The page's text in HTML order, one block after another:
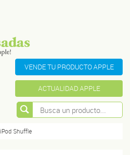
VENDE TU PRODUCTO APPLE
ACTUALIDAD APPLE
iPod Shuffle